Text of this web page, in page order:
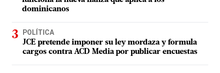
dominicanos
POLÍTICA
JCE pretende imponer su ley mordaza y formula
cargos contra ACD Media por publicar encuestas